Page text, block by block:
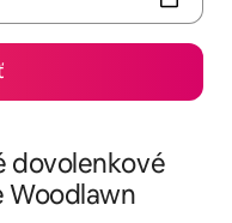
dovolenkové
Woodlawn